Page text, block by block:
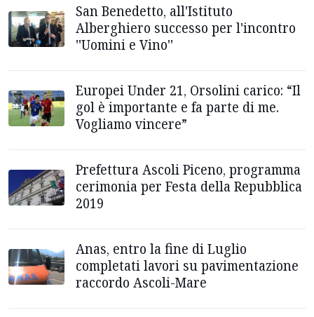
San Benedetto, all'Istituto
Alberghiero successo per l'incontro
''Uomini e Vino''
Europei Under 21, Orsolini carico: “Il
gol è importante e fa parte di me.
Vogliamo vincere”
Prefettura Ascoli Piceno, programma
cerimonia per Festa della Repubblica
2019
Anas, entro la fine di Luglio
completati lavori su pavimentazione
raccordo Ascoli-Mare